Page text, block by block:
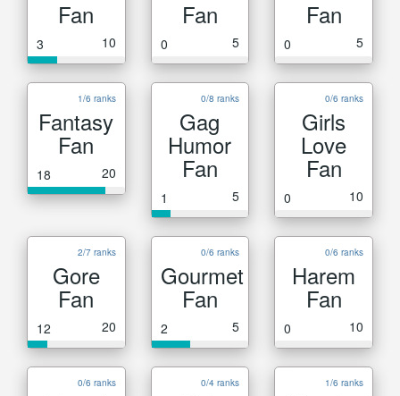
Fan
3 10
Fan
0 5
Fan
0 5
1/6 ranks
Fantasy
Fan
18 20
0/8 ranks
Gag
Humor
Fan
1 5
0/6 ranks
Girls
Love
Fan
0 10
2/7 ranks
Gore
Fan
12 20
0/6 ranks
Gourmet
Fan
2 5
0/6 ranks
Harem
Fan
0 10
0/6 ranks 0/4 ranks 1/6 ranks